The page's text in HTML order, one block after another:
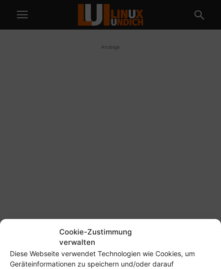
Cookie-Zustimmung
verwalten
Diese Webseite verwendet Technologien wie Cookies, um
Geräteinformationen zu speichern und/oder darauf
Anzeige